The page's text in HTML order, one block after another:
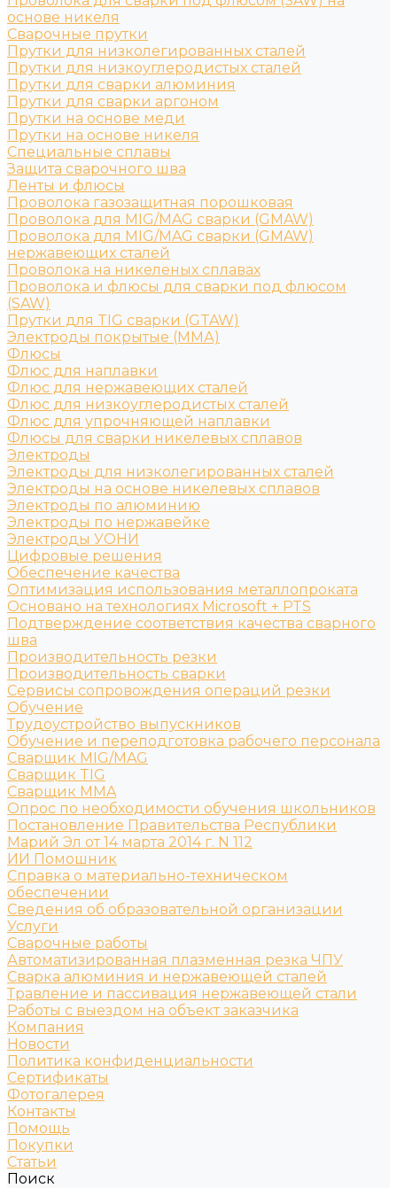
основе никеля
Сварочные прутки
Прутки для низколегированных сталей
Прутки для низкоуглеродистых сталей
Прутки для сварки алюминия
Прутки для сварки аргоном
Прутки на основе меди
Прутки на основе никеля
Специальные сплавы
Защита сварочного шва
Ленты и флюсы
Проволока газозащитная порошковая
Проволока для MIG/MAG сварки (GMAW)
Проволока для MIG/MAG сварки (GMAW)
нержавеющих сталей
Проволока на никеленых сплавах
Проволока и флюсы для сварки под флюсом
(SAW)
Прутки для TIG сварки (GTAW)
Электроды покрытые (ММА)
Флюсы
Флюс для наплавки
Флюс для нержавеющих сталей
Флюс для низкоуглеродистых сталей
Флюс для упрочняющей наплавки
Флюсы для сварки никелевых сплавов
Электроды
Электроды для низколегированных сталей
Электроды на основе никелевых сплавов
Электроды по алюминию
Электроды по нержавейке
Электроды УОНИ
Цифровые решения
Обеспечение качества
Оптимизация использования металлопроката
Основано на технологиях Microsoft + PTS
Подтверждение соответствия качества сварного
шва
Производительность резки
Производительность сварки
Сервисы сопровождения операций резки
Обучение
Трудоустройство выпускников
Обучение и переподготовка рабочего персонала
Сварщик MIG/MAG
Сварщик TIG
Сварщик MMA
Опрос по необходимости обучения школьников
Постановление Правительства Республики
Марий Эл от 14 марта 2014 г. N 112
ИИ Помошник
Справка о материально-техническом
обеспечении
Сведения об образовательной организации
Услуги
Сварочные работы
Автоматизированная плазменная резка ЧПУ
Сварка алюминия и нержавеющей сталей
Травление и пассивация нержавеющей стали
Работы с выездом на объект заказчика
Компания
Новости
Политика конфиденциальности
Сертификаты
Фотогалерея
Контакты
Помощь
Покупки
Статьи
Поиск